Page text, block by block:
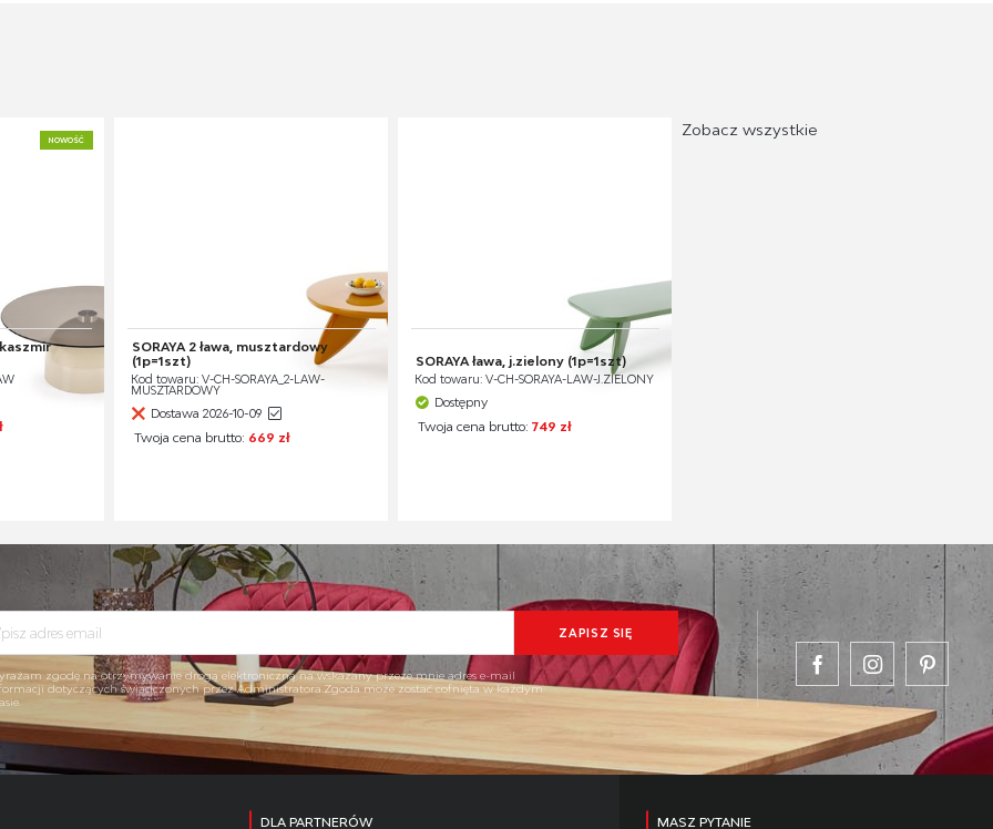
NOWOŚĆ
SORAYA 2 ława, musztardowy
(1p=1szt)
Kod towaru: V-CH-SORAYA_2-LAW-
MUSZTARDOWY
Dostawa 2026-10-09
Twoja cena brutto: 669 zł
SORAYA ława, j.zielony (1p=1szt)
Kod towaru: V-CH-SORAYA-LAW-J.ZIELONY
Dostępny
Twoja cena brutto: 749 zł
Zobacz wszystkie
zgodę na otrzymywanie drogą elektroniczną na wskazany przeze mnie adres e-mail
dotyczących świadczonych przez Administratora.Zgoda może zostać cofnięta w każdym
DLA PARTNERÓW MASZ PYTANIE